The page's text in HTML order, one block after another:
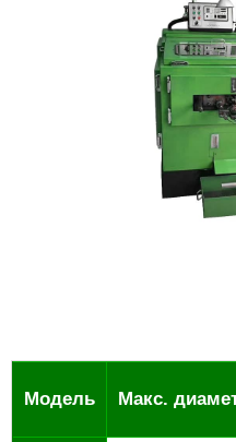
Модель Макс.